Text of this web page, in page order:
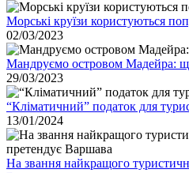
Морські круїзи користуються
02/03/2023
Мандруємо островом Мадейра:
29/03/2023
“Кліматичний” податок для
13/01/2024
На звання найкращого